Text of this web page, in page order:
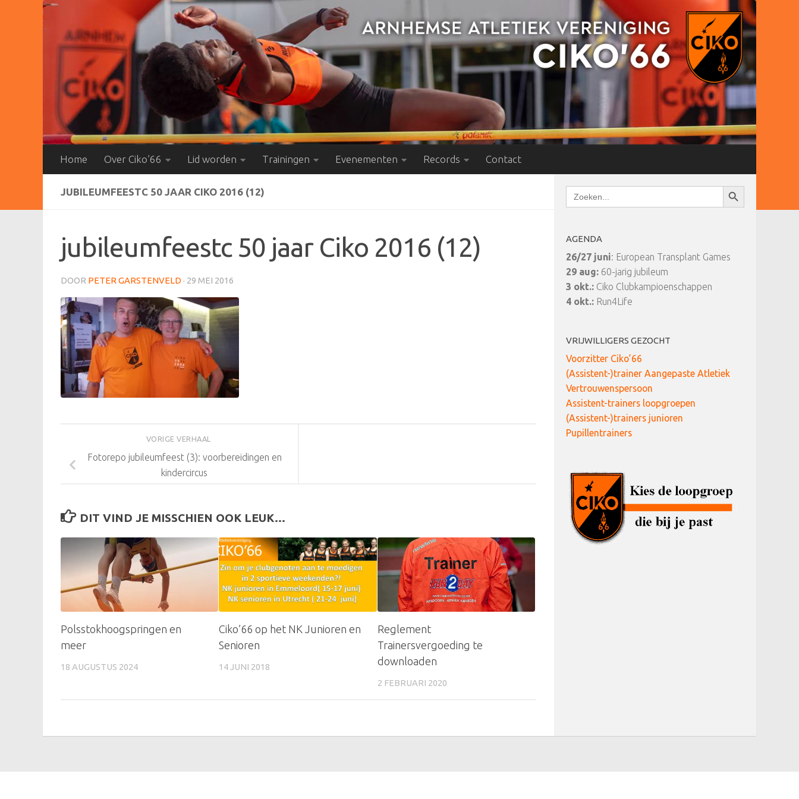
Doorgaan naar inhoud
Home Over Ciko’66 Lid worden Trainingen Evenementen Records Contact
JUBILEUMFEESTC 50 JAAR CIKO 2016 (12)
jubileumfeestc 50 jaar Ciko 2016 (12)
DOOR PETER GARSTENVELD · 29 MEI 2016
VORIGE VERHAAL
Fotorepo jubileumfeest (3): voorbereidingen en
kindercircus
DIT VIND JE MISSCHIEN OOK LEUK...
Polsstokhoogspringen en
meer
18 AUGUSTUS 2024
Ciko’66 op het NK Junioren en
Senioren
14 JUNI 2018
Reglement
Trainersvergoeding te
downloaden
2 FEBRUARI 2020
Zoek
naar:
Zoekknop
AGENDA
26/27 juni: European Transplant Games
29 aug: 60-jarig jubileum
3 okt.: Ciko Clubkampioenschappen
4 okt.: Run4Life
VRIJWILLIGERS GEZOCHT
Voorzitter Ciko’66
(Assistent-)trainer Aangepaste Atletiek
Vertrouwenspersoon
Assistent-trainers loopgroepen
(Assistent-)trainers junioren
Pupillentrainers